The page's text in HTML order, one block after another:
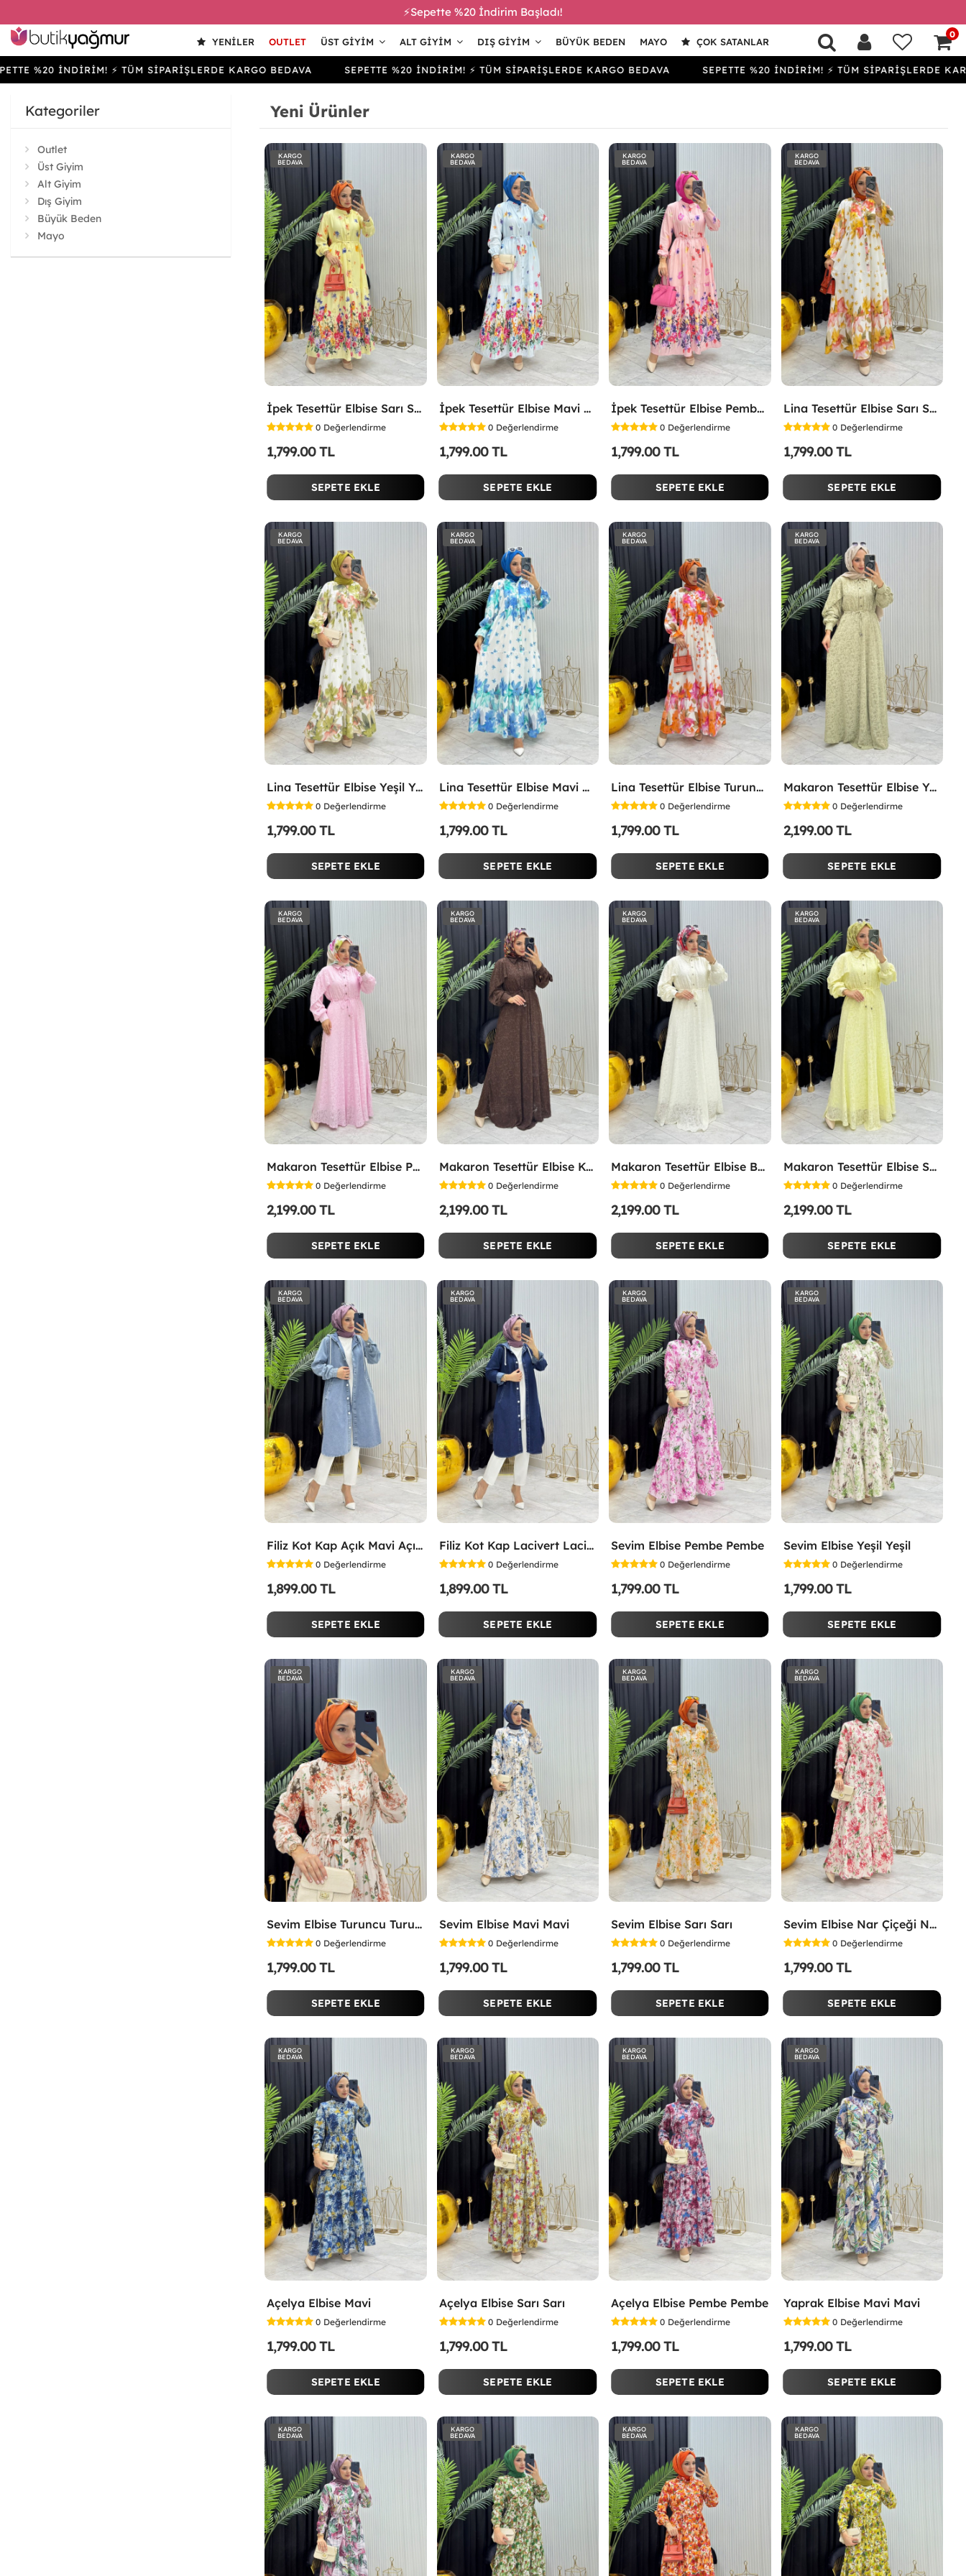
⚡Sepette %20 İndirim Başladı!
YENILER OUTLET ÜST GIYIM ALT GIYIM DIŞ GIYIM BÜYÜK BEDEN MAYO ÇOK SATANLAR
0
İNDİRİM! ⚡ TÜM SİPARİŞLERDE KARGO BEDAVA SEPETTE %20 İNDİRİM! ⚡ TÜM SİPARİŞLERDE KARGO BEDAVA SEPETTE %20 İNDİRİM! ⚡ TÜM SİPARİŞLERDE KARGO
Kategoriler
Outlet
Üst Giyim
Alt Giyim
Dış Giyim
Büyük Beden
Mayo
Yeni Ürünler
KARGO
BEDAVA
İpek Tesettür Elbise Sarı Sarı
0 Değerlendirme
1,799.00 TL
SEPETE EKLE
KARGO
BEDAVA
İpek Tesettür Elbise Mavi Mavi
0 Değerlendirme
1,799.00 TL
SEPETE EKLE
KARGO
BEDAVA
İpek Tesettür Elbise Pembe Pembe
0 Değerlendirme
1,799.00 TL
SEPETE EKLE
KARGO
BEDAVA
Lina Tesettür Elbise Sarı Sarı
0 Değerlendirme
1,799.00 TL
SEPETE EKLE
KARGO
BEDAVA
Lina Tesettür Elbise Yeşil Yeşil
0 Değerlendirme
1,799.00 TL
SEPETE EKLE
KARGO
BEDAVA
Lina Tesettür Elbise Mavi Mavi
0 Değerlendirme
1,799.00 TL
SEPETE EKLE
KARGO
BEDAVA
Lina Tesettür Elbise Turuncu Turuncu
0 Değerlendirme
1,799.00 TL
SEPETE EKLE
KARGO
BEDAVA
Makaron Tesettür Elbise Yeşil Yeşil
0 Değerlendirme
2,199.00 TL
SEPETE EKLE
KARGO
BEDAVA
Makaron Tesettür Elbise Pembe Pembe
0 Değerlendirme
2,199.00 TL
SEPETE EKLE
KARGO
BEDAVA
Makaron Tesettür Elbise Kahverengi Kahverengi
0 Değerlendirme
2,199.00 TL
SEPETE EKLE
KARGO
BEDAVA
Makaron Tesettür Elbise Beyaz Beyaz
0 Değerlendirme
2,199.00 TL
SEPETE EKLE
KARGO
BEDAVA
Makaron Tesettür Elbise Sarı Sarı
0 Değerlendirme
2,199.00 TL
SEPETE EKLE
KARGO
BEDAVA
Filiz Kot Kap Açık Mavi Açık Mavi
0 Değerlendirme
1,899.00 TL
SEPETE EKLE
KARGO
BEDAVA
Filiz Kot Kap Lacivert Lacivert
0 Değerlendirme
1,899.00 TL
SEPETE EKLE
KARGO
BEDAVA
Sevim Elbise Pembe Pembe
0 Değerlendirme
1,799.00 TL
SEPETE EKLE
KARGO
BEDAVA
Sevim Elbise Yeşil Yeşil
0 Değerlendirme
1,799.00 TL
SEPETE EKLE
KARGO
BEDAVA
Sevim Elbise Turuncu Turuncu
0 Değerlendirme
1,799.00 TL
SEPETE EKLE
KARGO
BEDAVA
Sevim Elbise Mavi Mavi
0 Değerlendirme
1,799.00 TL
SEPETE EKLE
KARGO
BEDAVA
Sevim Elbise Sarı Sarı
0 Değerlendirme
1,799.00 TL
SEPETE EKLE
KARGO
BEDAVA
Sevim Elbise Nar Çiçeği Nar Çiçeği
0 Değerlendirme
1,799.00 TL
SEPETE EKLE
KARGO
BEDAVA
Açelya Elbise Mavi
0 Değerlendirme
1,799.00 TL
SEPETE EKLE
KARGO
BEDAVA
Açelya Elbise Sarı Sarı
0 Değerlendirme
1,799.00 TL
SEPETE EKLE
KARGO
BEDAVA
Açelya Elbise Pembe Pembe
0 Değerlendirme
1,799.00 TL
SEPETE EKLE
KARGO
BEDAVA
Yaprak Elbise Mavi Mavi
0 Değerlendirme
1,799.00 TL
SEPETE EKLE
KARGO
BEDAVA
KARGO
BEDAVA
KARGO
BEDAVA
KARGO
BEDAVA